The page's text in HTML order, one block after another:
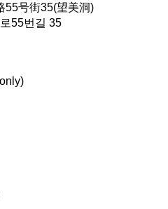
55号街35(望美洞)
55번길 35